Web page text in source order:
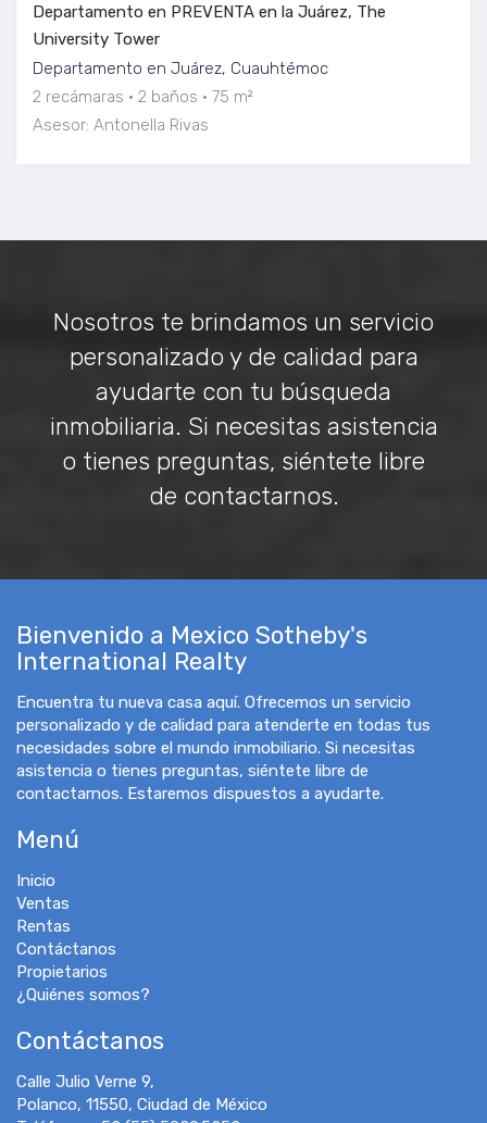
Departamento en PREVENTA en la Juárez, The
University Tower
Departamento en Juárez, Cuauhtémoc
2 recámaras
2 baños
75 m²
Asesor: Antonella Rivas
Nosotros te brindamos un servicio
personalizado y de calidad para
ayudarte con tu búsqueda
inmobiliaria. Si necesitas asistencia
o tienes preguntas, siéntete libre
de contactarnos.
Bienvenido a Mexico Sotheby's
International Realty
Encuentra tu nueva casa aquí. Ofrecemos un servicio
personalizado y de calidad para atenderte en todas tus
necesidades sobre el mundo inmobiliario. Si necesitas
asistencia o tienes preguntas, siéntete libre de
contactarnos. Estaremos dispuestos a ayudarte.
Menú
Inicio
Ventas
Rentas
Contáctanos
Propietarios
¿Quiénes somos?
Contáctanos
Calle Julio Verne 9,
Polanco, 11550, Ciudad de México